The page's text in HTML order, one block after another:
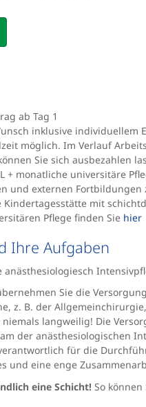
ab Tag 1
inklusive individuellem
möglich. Im Verlauf
Sie sich ausbezahlen
+ monatliche universitäre
und externen Fortbildungen
Kindertagesstätte mit
Pflege finden Sie hier
Ihre Aufgaben
Sie die
z. B. der
langweilig! Die
der anästhesiologischen
für die
und eine enge
eine Schicht! So